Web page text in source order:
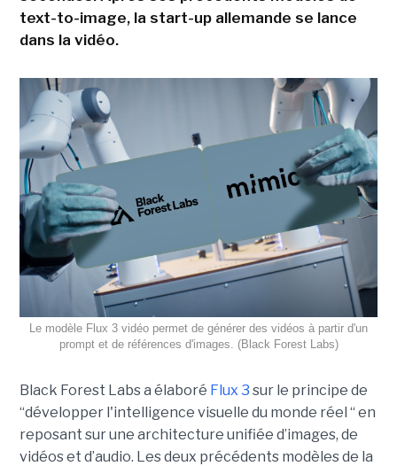
text-to-image, la start-up allemande se lance
dans la vidéo.
Le modèle Flux 3 vidéo permet de générer des vidéos à partir d'un
prompt et de références d'images. (Black Forest Labs)
Black Forest Labs a élaboré Flux 3 sur le principe de
“développer l'intelligence visuelle du monde réel “ en
reposant sur une architecture unifiée d’images, de
vidéos et d’audio. Les deux précédents modèles de la